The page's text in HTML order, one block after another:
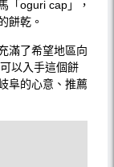
「oguri cap」，
餅乾。
滿了希望地區向
以入手這個餅
阜的心意、推薦